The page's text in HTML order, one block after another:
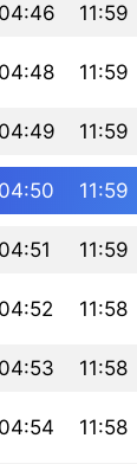
04:46 11:59
04:48 11:59
04:49 11:59
04:50 11:59
04:51 11:59
04:52 11:58
04:53 11:58
04:54 11:58